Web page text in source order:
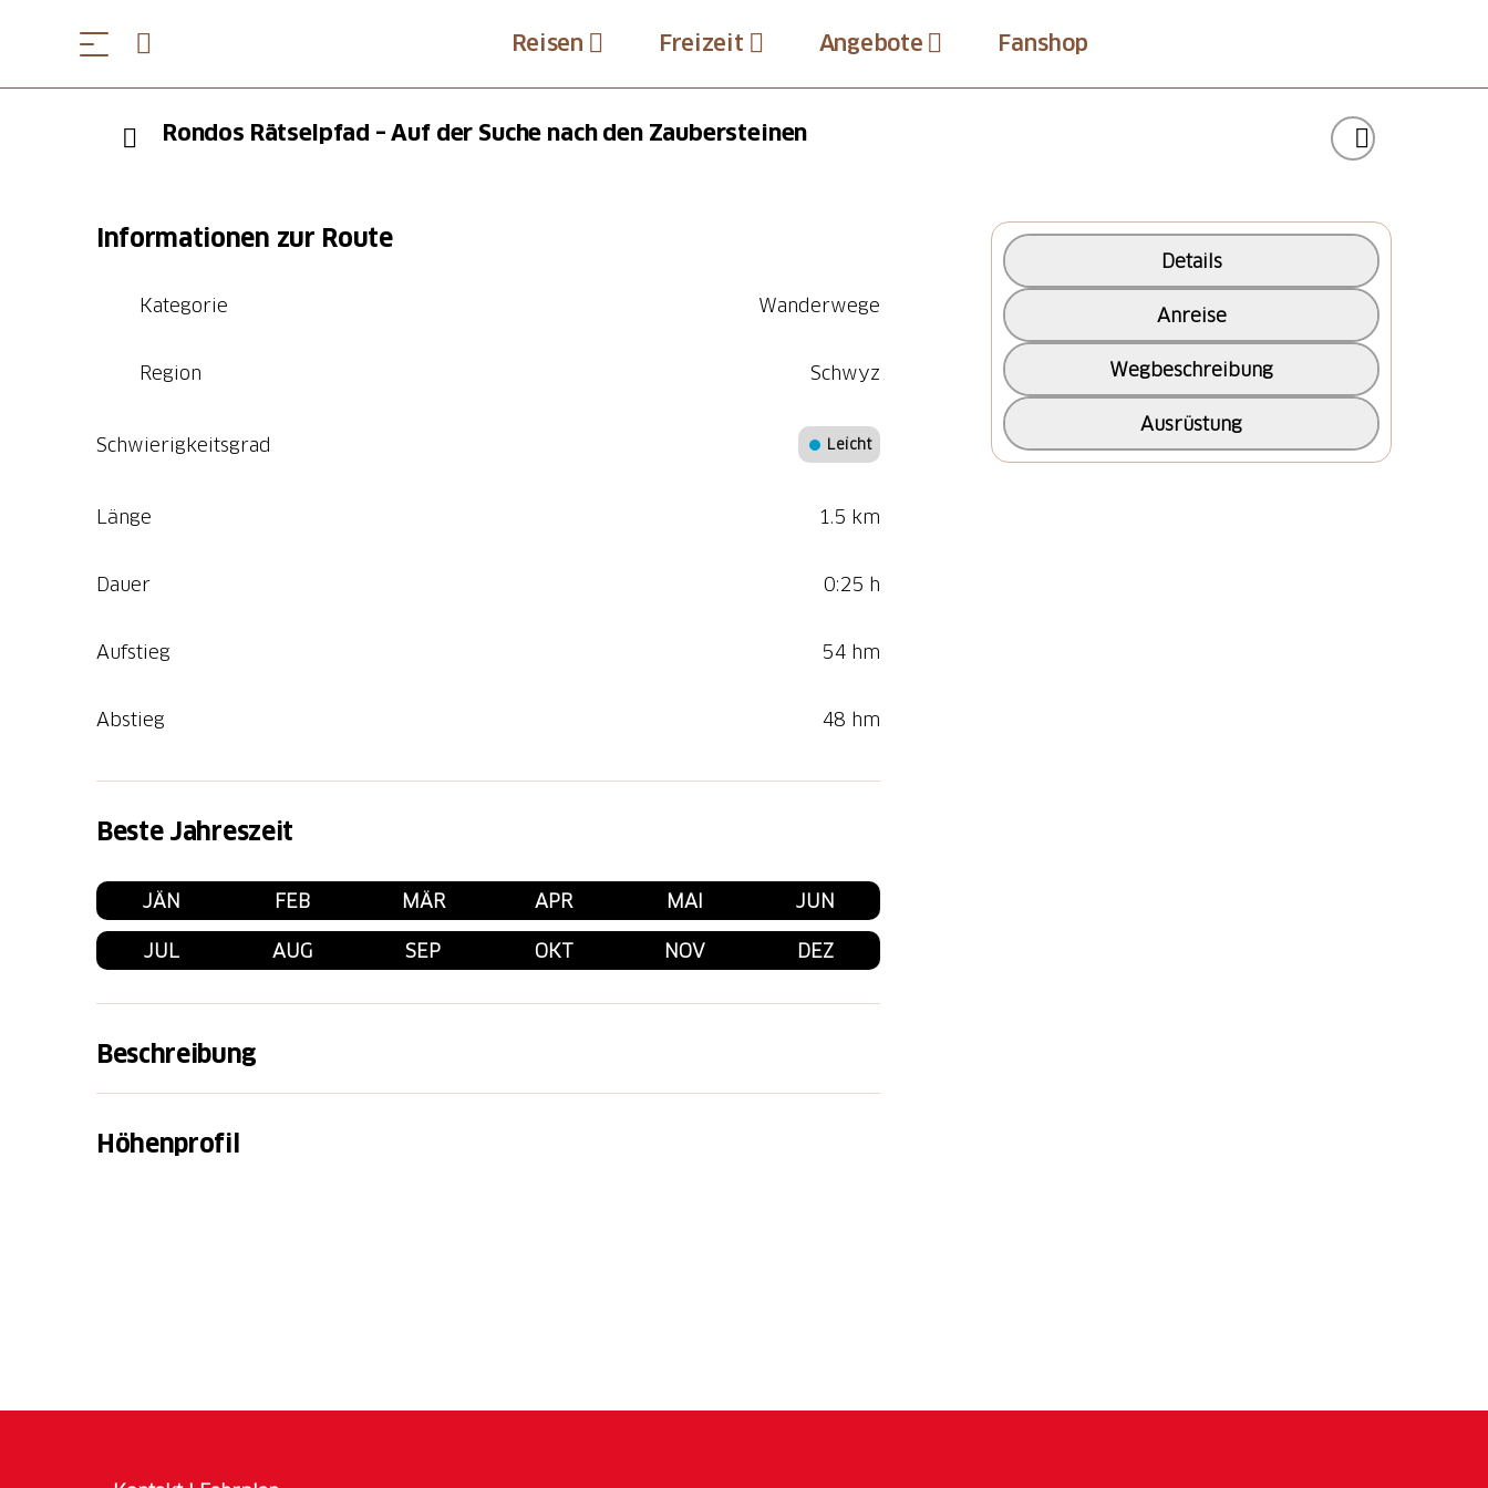
Reisen Freizeit Angebote Fanshop
Rondos Rätselpfad – Auf der Suche nach den Zaubersteinen
Informationen zur Route
Kategorie Wanderwege
Region Schwyz
Schwierigkeitsgrad Leicht
Länge 1.5 km
Dauer 0:25 h
Aufstieg 54 hm
Abstieg 48 hm
Beste Jahreszeit
JÄN FEB MÄR APR MAI JUN
JUL AUG SEP OKT NOV DEZ
Beschreibung
Entdeckungsreise. Auf dem Rätselpfad erwarten dich spannende Aufgaben,
fantastische Ausblicke und eine geheimnisvolle Mission. Die weise Berghexe hat ihre
Wenn du alle Rätsel knackst, kannst du an einer monatlichen Verlosung teilnehmen
Höhenprofil
Details
Anreise
Wegbeschreibung
Ausrüstung